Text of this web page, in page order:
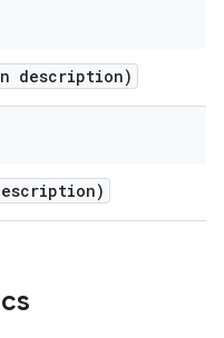
description)